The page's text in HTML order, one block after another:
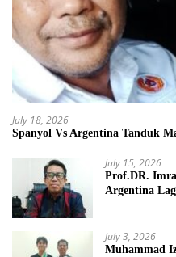
July 18, 2026
Spanyol Vs Argentina Tanduk
July 15, 2026
Prof.DR.
Argentina
July 3, 2026
Muhammad